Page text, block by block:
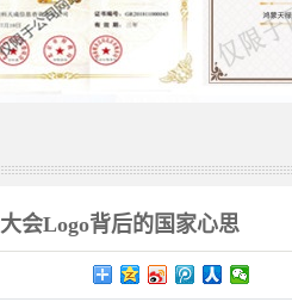
会Logo背后的国家心思